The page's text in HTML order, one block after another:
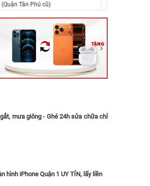
Tân Phú cũ)
(Q.9 TP. Thủ Đức cũ)
Thọ, TP. Thủ Đức Cũ)
Dương Cũ)
Chí Minh (TP. Vũng Tàu cũ)
mưa giông - Ghé 24h sửa chữa chỉ
hình iPhone Quận 1 UY TÍN, lấy liền